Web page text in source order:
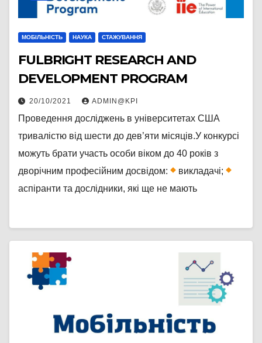
МОБІЛЬНІСТЬ НАУКА СТАЖУВАННЯ
FULBRIGHT RESEARCH AND
DEVELOPMENT PROGRAM
20/10/2021 ADMIN@KPI
Проведення досліджень в університетах США
тривалістю від шести до дев’яти місяців.У конкурсі
можуть брати участь особи віком до 40 років з
дворічним професійним досвідом:
викладачі;
аспіранти та дослідники, які ще не мають